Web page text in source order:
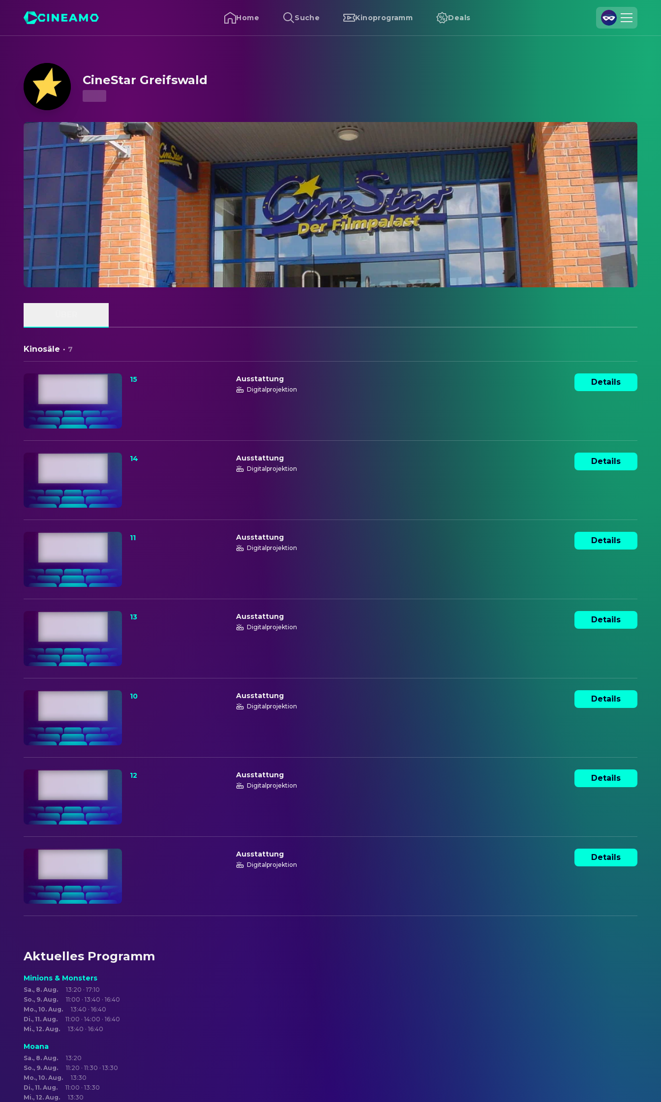
Home Suche Kinoprogramm Deals
Datenschutzerklärung
Datenschutzeinstellungen
CineStar Greifswald
Kinosäle · 7
15 Ausstattung
Digitalprojektion
Details
14 Ausstattung
Digitalprojektion
Details
11 Ausstattung
Digitalprojektion
Details
13 Ausstattung
Digitalprojektion
Details
10 Ausstattung
Digitalprojektion
Details
12 Ausstattung
Digitalprojektion
Details
Ausstattung
Digitalprojektion
Details
Aktuelles Programm
Minions & Monsters
Sa., 8. Aug.
13:20 · 17:10
So., 9. Aug.
11:00 · 13:40 · 16:40
Mo., 10. Aug.
13:40 · 16:40
Di., 11. Aug.
11:00 · 14:00 · 16:40
Mi., 12. Aug.
13:40 · 16:40
Moana
Sa., 8. Aug.
13:20
So., 9. Aug.
11:20 · 11:30 · 13:30
Mo., 10. Aug.
13:30
Di., 11. Aug.
11:00 · 13:30
Mi., 12. Aug.
13:30